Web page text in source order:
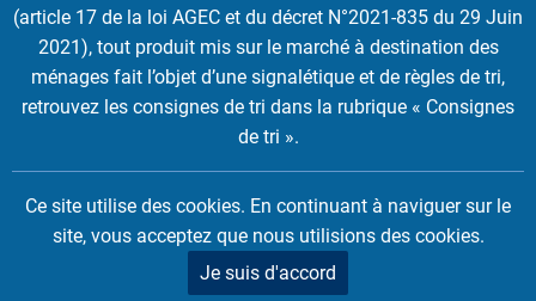
SOCIAL
ICONS
Deutsch Italian
Copyright © 2026 EMTEC, All rights reserved.
EMTEC® IS A REGISTERED TRADEMARK OF THE DEXXON GROUP.
(article 17 de la loi AGEC et du décret N°2021-835 du 29 Juin
2021), tout produit mis sur le marché à destination des
ménages fait l’objet d’une signalétique et de règles de tri,
retrouvez les consignes de tri dans la rubrique « Consignes
de tri ».
Ce site utilise des cookies. En continuant à naviguer sur le
site, vous acceptez que nous utilisions des cookies.
Je suis d'accord